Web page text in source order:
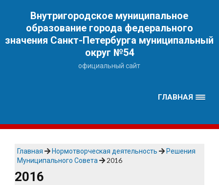
Внутригородское муниципальное
образование города федерального
значения Санкт-Петербурга муниципальный
округ №54
официальный сайт
ГЛАВНАЯ
Главная Нормотворческая деятельность
Решения
Муниципального Совета
2016
2016